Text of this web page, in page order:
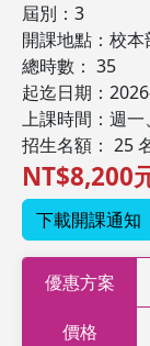
屆別：3
開課地點：校本
總時數： 35
起迄日期：
上課時間：週
招生名額： 25
NT$8,200
下載開課通知
優惠方案
價格